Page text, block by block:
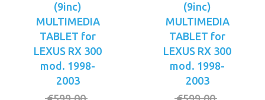
(9inc)
MULTIMEDIA
TABLET for
LEXUS RX 300
mod. 1998-
2003
(9inc)
MULTIMEDIA
TABLET for
LEXUS RX 300
mod. 1998-
2003